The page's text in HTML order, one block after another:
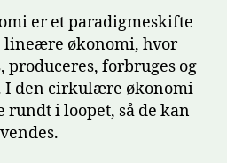
er et paradigmeskifte
økonomi, hvor
produceres, forbruges og
I den cirkulære økonomi
rundt i loopet, så de kan